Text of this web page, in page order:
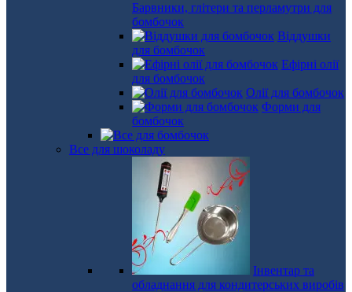
Барвники, глітери та перламутри для
бомбочок
Віддушки
для бомбочок
Ефірні олії
для бомбочок
Олії для бомбочок
Форми для
бомбочок
Все для шоколаду
Інвентар та
обладнання для кондитерських виробів